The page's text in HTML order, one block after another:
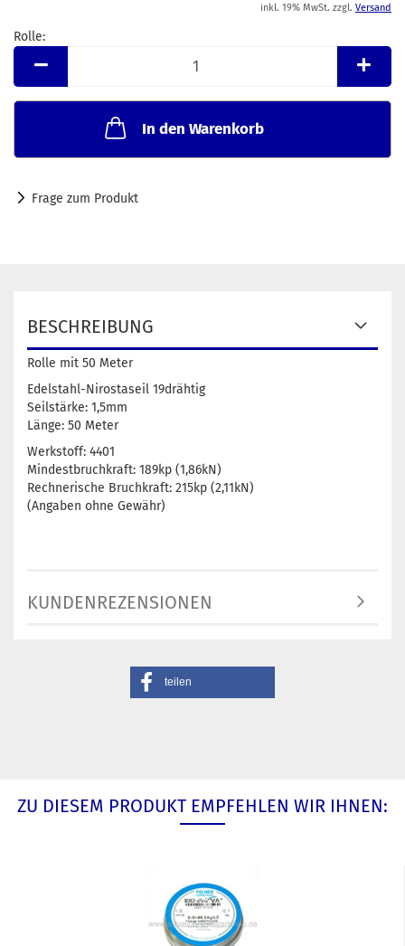
inkl. 19% MwSt. zzgl. Versand
Rolle:
Rolle
In den Warenkorb
Frage zum Produkt
BESCHREIBUNG
Rolle mit 50 Meter
Edelstahl-Nirostaseil 19drähtig
Seilstärke: 1,5mm
Länge: 50 Meter
Werkstoff: 4401
Mindestbruchkraft: 189kp (1,86kN)
Rechnerische Bruchkraft: 215kp (2,11kN)
(Angaben ohne Gewähr)
KUNDENREZENSIONEN
teilen
ZU DIESEM PRODUKT EMPFEHLEN WIR IHNEN: